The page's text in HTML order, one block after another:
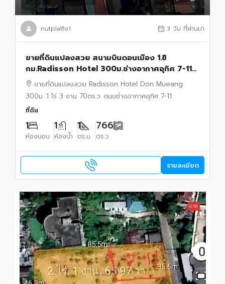
nutplatfo1 3 วัน ที่ผ่านมา
ขายที่ดินแปลงสวย สนามบินดอนเมือง 1.8
กม.Radisson Hotel 300ม.ช่างอากาศอุทิศ 7-11
รร.ดอนเมืองจาตุรจินดา 1.3 กม. 1 ไร่ 3 งาน 70
ตร.ว.
ขายที่ดินแปลงสวย Radisson Hotel Don Mueang
300ม. 1 ไร่ 3 งาน 70ตร.ว. ถนนช่างอากาศอุทิศ 7-11
ที่ดิน
1
ห้องนอน
1
ห้องน้ำ
1
ตร.ม.
766
ตร.ว.
รายละเอียด
ขาย